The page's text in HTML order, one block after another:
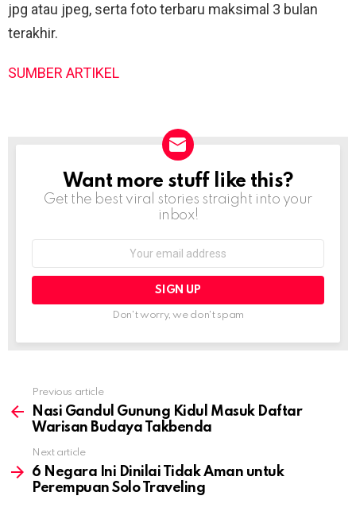
jpg atau jpeg, serta foto terbaru maksimal 3 bulan
terakhir.
SUMBER ARTIKEL
NEWSLETTER
Want more stuff like this?
Get the best viral stories straight into your
inbox!
Don't worry, we don't spam
more
Previous article
Nasi Gandul Gunung Kidul Masuk Daftar
Warisan Budaya Takbenda
Next article
6 Negara Ini Dinilai Tidak Aman untuk
Perempuan Solo Traveling